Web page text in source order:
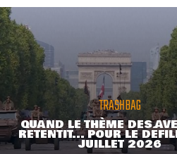
TRASHBAG
QUAND LE THÈME DES
RETENTIT... POUR LE
JUILLET 2026